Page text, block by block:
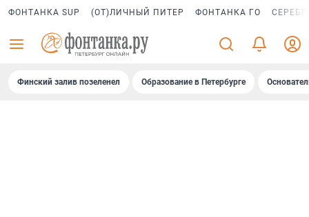
ФОНТАНКА SUP (ОТ)ЛИЧНЫЙ ПИТЕР ФОНТАНКА ГО
Финский залив позеленел Образование в Петербурге